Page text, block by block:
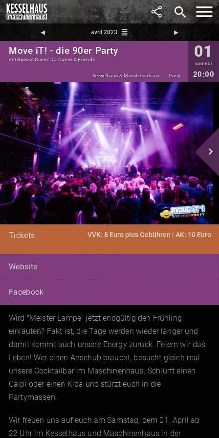
search
◀︎ avril 2023 reorder ▶︎
Move iT! - die 90er Party
mit Special Guest: DJ Guess & Friends 01
samedi
20:00
Kesselhaus & Maschinenhaus Party
navigate_next
Tickets VVK: 8 Euro plus Gebühren | AK: 10 Euro
Website
Facebook
Wird "Meister Lampe" jetzt endgültig den Frühling
einläuten? Fakt ist, die Tage werden wieder länger und
damit kommt auch unsere Energy zurück. Feiern wir das
Leben! Wer einen Anschub braucht, besucht gleich mal
unsere Cocktailbar im Maschinenhaus. Schlürft einen
Caipi oder einen Kiba und stürzt euch in die
Partymassen.
Wir freuen uns auf euch am Samstag, dem 01. April ab
22 Uhr im Kesselhaus und Maschinenhaus in der